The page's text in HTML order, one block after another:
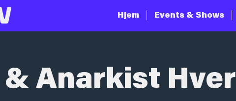
Hjem Events & Shows
& Anarkist Hver